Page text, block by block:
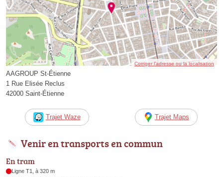
Corriger l’adresse ou la localisation
AAGROUP St-Étienne
1 Rue Elisée Reclus
42000 Saint-Étienne
Trajet Waze Trajet Maps
Venir en transports en commun
En tram
Ligne T1, à 320 m